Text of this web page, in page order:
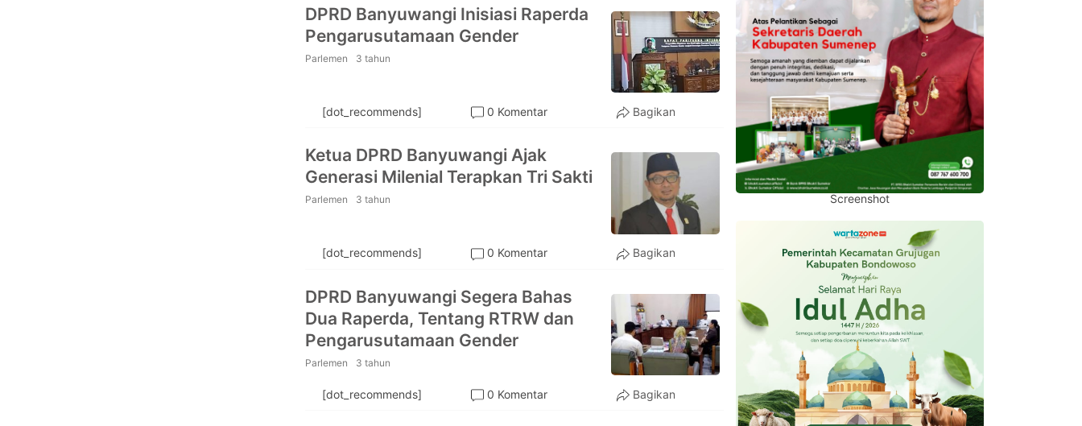
DPRD Banyuwangi Inisiasi Raperda
Pengarusutamaan Gender
Parlemen 3 tahun
[dot_recommends] 0 Komentar Bagikan
Ketua DPRD Banyuwangi Ajak
Generasi Milenial Terapkan Tri Sakti
Parlemen 3 tahun
[dot_recommends] 0 Komentar Bagikan
DPRD Banyuwangi Segera Bahas
Dua Raperda, Tentang RTRW dan
Pengarusutamaan Gender
Parlemen 3 tahun
[dot_recommends] 0 Komentar Bagikan
Screenshot